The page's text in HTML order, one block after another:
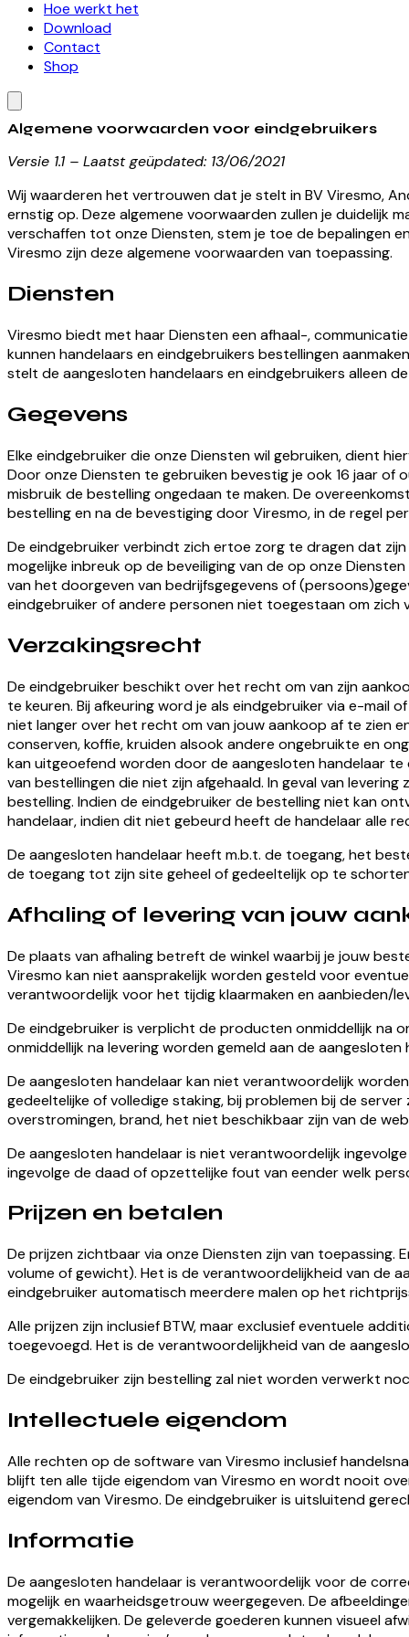
Hoe werkt het
Download
Contact
Shop
Algemene voorwaarden voor eindgebruikers
Versie 1.1 – Laatst geüpdated: 13/06/2021
Wij waarderen het vertrouwen dat je stelt in BV Viresmo,
ernstig op. Deze algemene voorwaarden zullen je duidelijk
verschaffen tot onze Diensten, stem je toe de bepalingen
Viresmo zijn deze algemene voorwaarden van toepassing.
Diensten
Viresmo biedt met haar Diensten een afhaal-,
kunnen handelaars en eindgebruikers bestellingen
stelt de aangesloten handelaars en eindgebruikers alleen
Gegevens
Elke eindgebruiker die onze Diensten wil gebruiken, dient
Door onze Diensten te gebruiken bevestig je ook 16 jaar
misbruik de bestelling ongedaan te maken. De
bestelling en na de bevestiging door Viresmo, in de regel
De eindgebruiker verbindt zich ertoe zorg te dragen dat
mogelijke inbreuk op de beveiliging van de op onze
van het doorgeven van bedrijfsgegevens of
eindgebruiker of andere personen niet toegestaan om
Verzakingsrecht
De eindgebruiker beschikt over het recht om van zijn
te keuren. Bij afkeuring word je als eindgebruiker via e-
niet langer over het recht om van jouw aankoop af te zien
conserven, koffie, kruiden alsook andere ongebruikte en
kan uitgeoefend worden door de aangesloten handelaar
van bestellingen die niet zijn afgehaald. In geval van
bestelling. Indien de eindgebruiker de bestelling niet kan
handelaar, indien dit niet gebeurd heeft de handelaar alle
De aangesloten handelaar heeft m.b.t. de toegang, het
de toegang tot zijn site geheel of gedeeltelijk op te
Afhaling of levering van jouw
De plaats van afhaling betreft de winkel waarbij je jouw
Viresmo kan niet aansprakelijk worden gesteld voor
verantwoordelijk voor het tijdig klaarmaken en aanbieden/
De eindgebruiker is verplicht de producten onmiddellijk
onmiddellijk na levering worden gemeld aan de
De aangesloten handelaar kan niet verantwoordelijk
gedeeltelijke of volledige staking, bij problemen bij de
overstromingen, brand, het niet beschikbaar zijn van de
De aangesloten handelaar is niet verantwoordelijk
ingevolge de daad of opzettelijke fout van eender welk
Prijzen en betalen
De prijzen zichtbaar via onze Diensten zijn van toepassing.
volume of gewicht). Het is de verantwoordelijkheid van de
eindgebruiker automatisch meerdere malen op het
Alle prijzen zijn inclusief BTW, maar exclusief eventuele
toegevoegd. Het is de verantwoordelijkheid van de
De eindgebruiker zijn bestelling zal niet worden verwerkt
Intellectuele eigendom
Alle rechten op de software van Viresmo inclusief
blijft ten alle tijde eigendom van Viresmo en wordt nooit
eigendom van Viresmo. De eindgebruiker is uitsluitend
Informatie
De aangesloten handelaar is verantwoordelijk voor de
mogelijk en waarheidsgetrouw weergegeven. De
vergemakkelijken. De geleverde goederen kunnen visueel